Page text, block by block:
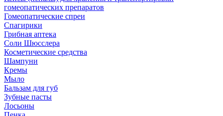
гомеопатических препаратов
Гомеопатические спреи
Спагирики
Грибная аптека
Соли Шюсслера
Косметические средства
Шампуни
Кремы
Мыло
Бальзам для губ
Зубные пасты
Лосьоны